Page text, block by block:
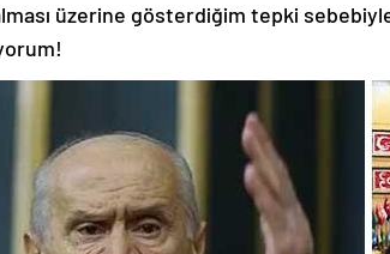
üzerine gösterdiğim tepki